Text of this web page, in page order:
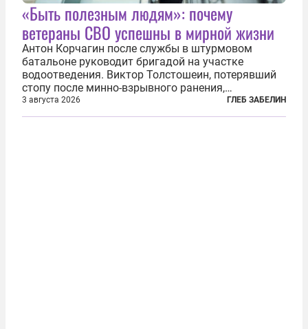
«Быть полезным людям»: почему
ветераны СВО успешны в мирной жизни
Антон Корчагин после службы в штурмовом
батальоне руководит бригадой на участке
водоотведения. Виктор Толстошеин, потерявший
стопу после минно-взрывного ранения,
ремонтирует автомобили. Артём Готманов,
командовавший мотострелковой ротой и
3 августа 2026 ГЛЕБ ЗАБЕЛИН